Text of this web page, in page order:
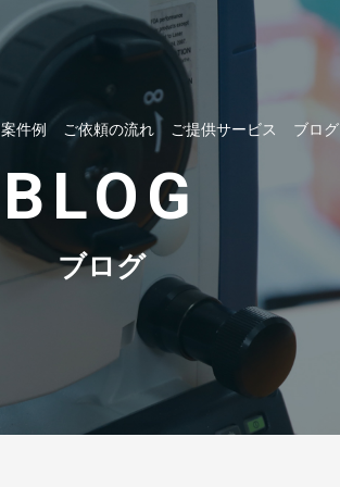
案件例 ご依頼の流れ ご提供サービス ブログ
BLOG
ブログ